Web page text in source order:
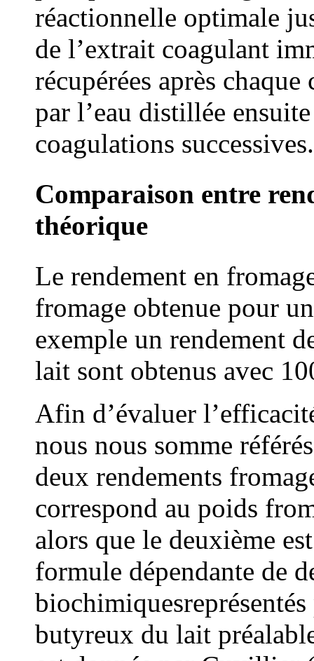
réactionnelle optimale
de l’extrait coagulant
récupérées après
par l’eau distillée
coagulations successives.
Comparaison entre
théorique
Le rendement en
fromage obtenue pour
exemple un rendement
lait sont obtenus avec
Afin d’évaluer
nous nous somme
deux rendements
correspond au poids
alors que le deuxième
formule dépendante de
butyreux du lait